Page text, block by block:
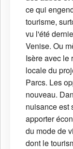
ce qui
tourisme,
vu l'été
Venise. Ou
Isère avec le
locale du
Parcs. Les
nouveau.
nuisance est
apporter
du mode de
dont le